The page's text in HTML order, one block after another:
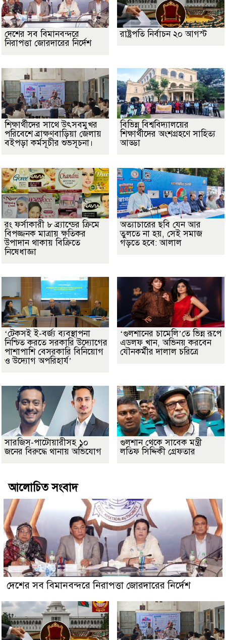
দেশের সব বিমানবন্দরে
নিরাপত্তা জোরদারের নির্দেশ
রাষ্ট্রপতি নির্বাচন ২০ আগস্ট
শিক্ষার্থীদের সাথে উৎসবমুখর
পরিবেশে ব্রাক্ষণবাড়িয়া জেলায়
বইপড়া কর্মসূচীর শুভসূচনা।
বিভিন্ন বিশ্ববিদ্যালয়ের
শিক্ষার্থীদের অংশগ্রহণে সাহিত্য
আড্ডা
রং ফর্সাকারী ৮ ব্র্যান্ডের ক্রিমে
বিপজ্জনক মাত্রায় ক্ষতিকর
উপাদান থাকায় বিক্রিতে
নিষেধাজ্ঞা
অত্যাচারের ছবি যেন আর
তুলতে না হয়, সেই সমাজ
গড়তে হবে: আলাল
‘টেকসই ই-বর্জ্য ব্যবস্থাপনা
নিশ্চিত করতে সরকারি উদ্যোগের
পাশাপাশি বেসরকারি বিনিয়োগ
ও উদ্যোগ অপরিহার্য’
‘গুলশানের চামেলি’তে ভিন্ন রূপে
এডলফ খান, অভিনয় করবেন
যৌনকর্মীর দালাল চরিত্রে
সারজিস-পাটোয়ারীসহ ১০
জনের বিরুদ্ধে থানায় অভিযোগ
গুলশান থেকে সাবেক মন্ত্রী
লতিফ সিদ্দিকী গ্রেফতার
আলোচিত সংবাদ
দেশের সব বিমানবন্দরে নিরাপত্তা জোরদারের নির্দেশ